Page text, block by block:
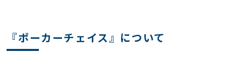
『ポーカーチェイス』について